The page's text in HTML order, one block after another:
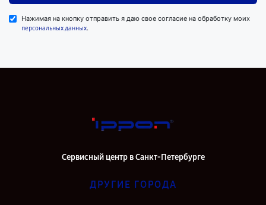
Нажимая на кнопку отправить я даю свое согласие на обработку моих
персональных данных.
Сервисный центр в Санкт-Петербурге
ДРУГИЕ ГОРОДА